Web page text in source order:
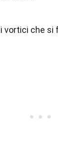
vortici che